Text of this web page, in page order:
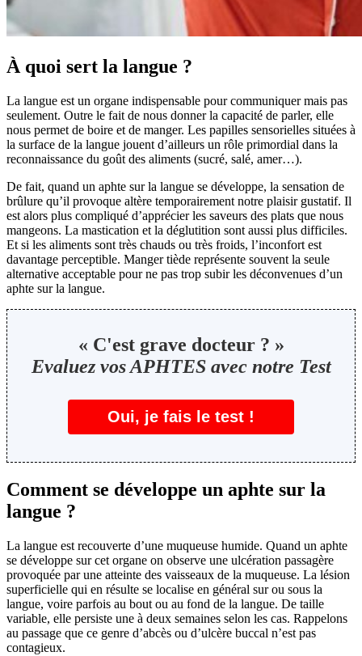
À quoi sert la langue ?
La langue est un organe indispensable pour communiquer mais pas
seulement. Outre le fait de nous donner la capacité de parler, elle
nous permet de boire et de manger. Les papilles sensorielles situées à
la surface de la langue jouent d’ailleurs un rôle primordial dans la
reconnaissance du goût des aliments (sucré, salé, amer…).
De fait, quand un aphte sur la langue se développe, la sensation de
brûlure qu’il provoque altère temporairement notre plaisir gustatif. Il
est alors plus compliqué d’apprécier les saveurs des plats que nous
mangeons. La mastication et la déglutition sont aussi plus difficiles.
Et si les aliments sont très chauds ou très froids, l’inconfort est
davantage perceptible. Manger tiède représente souvent la seule
alternative acceptable pour ne pas trop subir les déconvenues d’un
aphte sur la langue.
« C'est grave docteur ? »
Evaluez vos APHTES avec notre Test
Oui, je fais le test !
Comment se développe un aphte sur la
langue ?
La langue est recouverte d’une muqueuse humide. Quand un aphte
se développe sur cet organe on observe une ulcération passagère
provoquée par une atteinte des vaisseaux de la muqueuse. La lésion
superficielle qui en résulte se localise en général sur ou sous la
langue, voire parfois au bout ou au fond de la langue. De taille
variable, elle persiste une à deux semaines selon les cas. Rappelons
au passage que ce genre d’abcès ou d’ulcère buccal n’est pas
contagieux.